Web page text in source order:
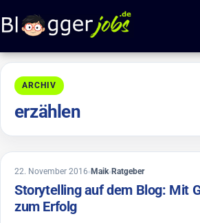
ARCHIV
erzählen
22. November 20166. März 2019
Maik Ratgeber
Storytelling auf dem Blog: Mit
zum Erfolg